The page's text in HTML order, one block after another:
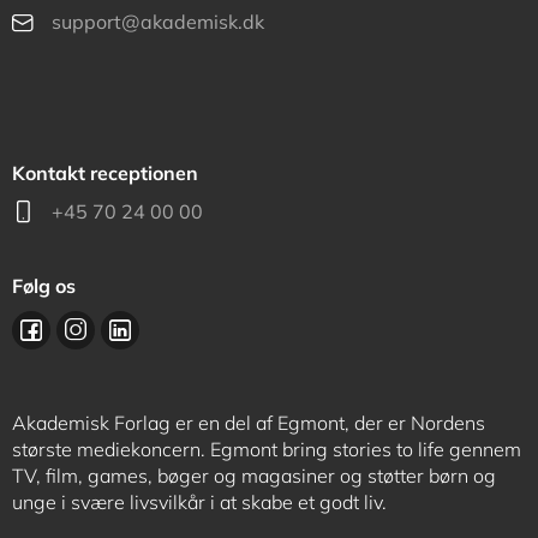
support@akademisk.dk
Kontakt receptionen
+45 70 24 00 00
Følg os
Akademisk Forlag er en del af Egmont, der er Nordens
største mediekoncern. Egmont bring stories to life gennem
TV, film, games, bøger og magasiner og støtter børn og
unge i svære livsvilkår i at skabe et godt liv.